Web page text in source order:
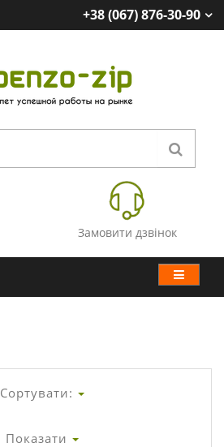
+38 (067) 876-30-90
Замовити дзвінок
Сортувати:
Показати